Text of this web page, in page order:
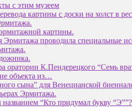
с этим музеем
картины с доски на холст в
эрмитажной картины.
Эрмитажа проводила специальные
оратории К.Пендерецкого “Семь
объекта из…
сына” для Венецианской
Эрмитажа.
“Кто придумал букву “Э””?